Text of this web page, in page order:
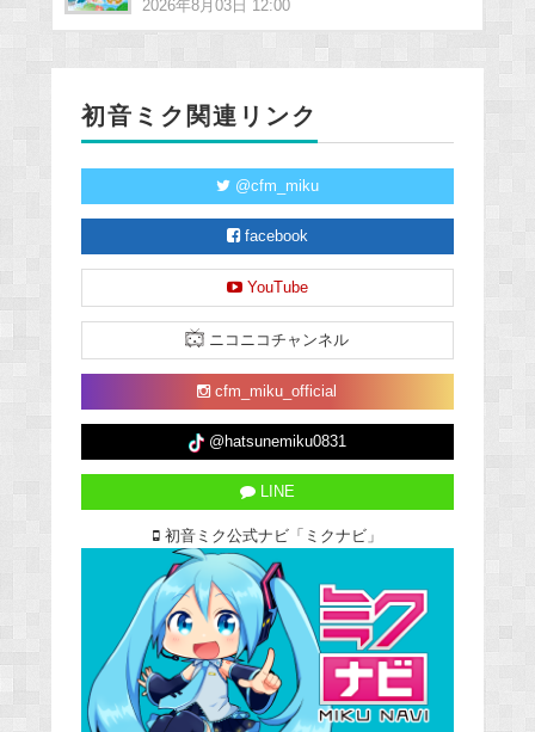
2026年8月03日 12:00
初音ミク関連リンク
@cfm_miku
facebook
YouTube
ニコニコチャンネル
cfm_miku_official
@hatsunemiku0831
LINE
初音ミク公式ナビ「ミクナビ」